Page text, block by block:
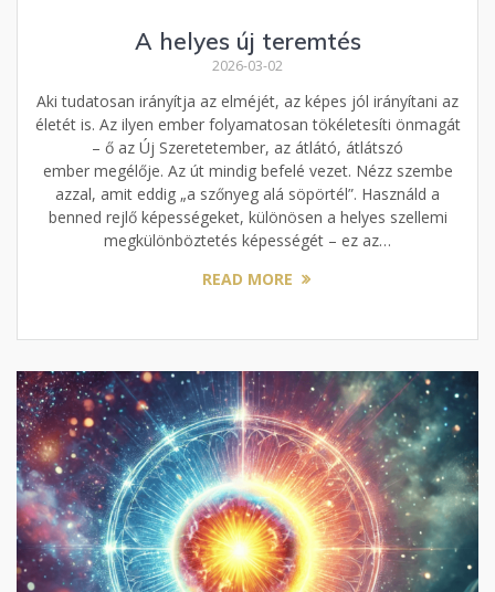
A helyes új teremtés
2026-03-02
Aki tudatosan irányítja az elméjét, az képes jól irányítani az
életét is. Az ilyen ember folyamatosan tökéletesíti önmagát
– ő az Új Szeretetember, az átlátó, átlátszó
ember megélője. Az út mindig befelé vezet. Nézz szembe
azzal, amit eddig „a szőnyeg alá söpörtél”. Használd a
benned rejlő képességeket, különösen a helyes szellemi
megkülönböztetés képességét – ez az…
READ MORE